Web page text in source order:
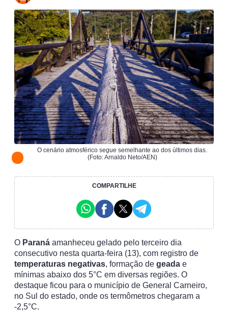
O cenário atmosférico segue semelhante ao dos últimos dias.
(Foto: Arnaldo Neto/AEN)
COMPARTILHE
O Paraná amanheceu gelado pelo terceiro dia
consecutivo nesta quarta-feira (13), com registro de
temperaturas negativas, formação de geada e
mínimas abaixo dos 5°C em diversas regiões. O
destaque ficou para o município de General Carneiro,
no Sul do estado, onde os termômetros chegaram a
-2,5°C.